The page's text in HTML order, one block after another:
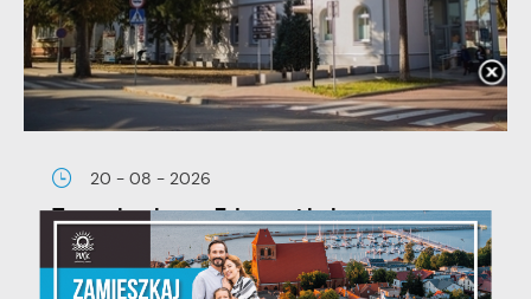
20 - 08 - 2026
Teatralne lato - Zdrowo i kolorowo